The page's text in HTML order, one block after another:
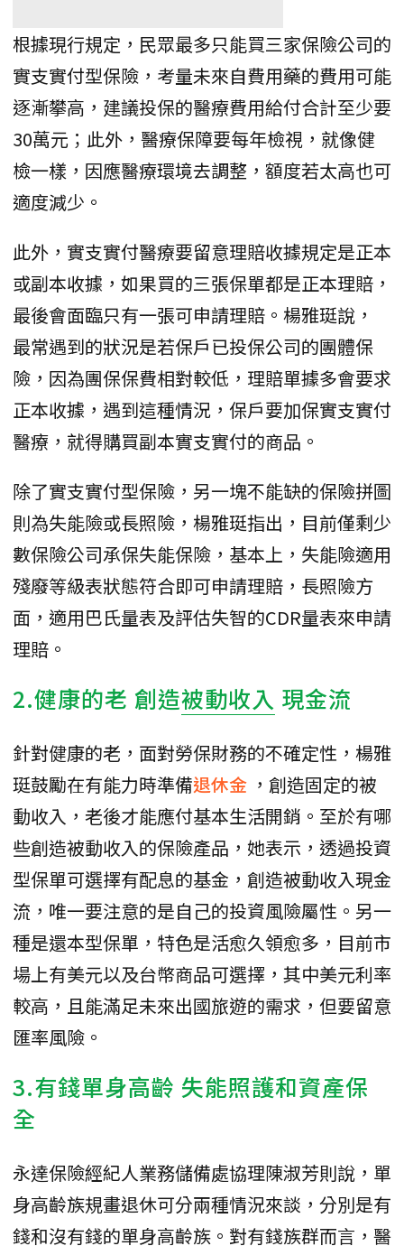
根據現行規定，民眾最多只能買三家保險公司的
實支實付型保險，考量未來自費用藥的費用可能
逐漸攀高，建議投保的醫療費用給付合計至少要
30萬元；此外，醫療保障要每年檢視，就像健
檢一樣，因應醫療環境去調整，額度若太高也可
適度減少。
此外，實支實付醫療要留意理賠收據規定是正本
或副本收據，如果買的三張保單都是正本理賠，
最後會面臨只有一張可申請理賠。楊雅珽說，
最常遇到的狀況是若保戶已投保公司的團體保
險，因為團保保費相對較低，理賠單據多會要求
正本收據，遇到這種情況，保戶要加保實支實付
醫療，就得購買副本實支實付的商品。
除了實支實付型保險，另一塊不能缺的保險拼圖
則為失能險或長照險，楊雅珽指出，目前僅剩少
數保險公司承保失能保險，基本上，失能險適用
殘廢等級表狀態符合即可申請理賠，長照險方
面，適用巴氏量表及評估失智的CDR量表來申請
理賠。
2.健康的老 創造被動收入 現金流
針對健康的老，面對勞保財務的不確定性，楊雅
珽鼓勵在有能力時準備退休金 ，創造固定的被
動收入，老後才能應付基本生活開銷。至於有哪
些創造被動收入的保險產品，她表示，透過投資
型保單可選擇有配息的基金，創造被動收入現金
流，唯一要注意的是自己的投資風險屬性。另一
種是還本型保單，特色是活愈久領愈多，目前市
場上有美元以及台幣商品可選擇，其中美元利率
較高，且能滿足未來出國旅遊的需求，但要留意
匯率風險。
3.有錢單身高齡 失能照護和資產保
全
永達保險經紀人業務儲備處協理陳淑芳則說，單
身高齡族規畫退休可分兩種情況來談，分別是有
錢和沒有錢的單身高齡族。對有錢族群而言，醫